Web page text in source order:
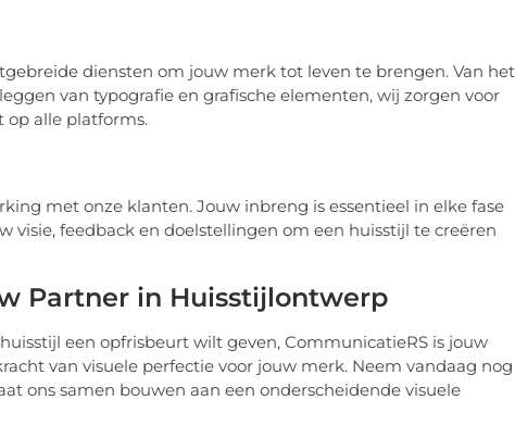
diensten om jouw merk tot leven te brengen. Van het
van typografie en grafische elementen, wij zorgen voor
op alle platforms.
met onze klanten. Jouw inbreng is essentieel in elke fase
visie, feedback en doelstellingen om een huisstijl te creëren
Partner in Huisstijlontwerp
een opfrisbeurt wilt geven, CommunicatieRS is jouw
van visuele perfectie voor jouw merk. Neem vandaag nog
ons samen bouwen aan een onderscheidende visuele